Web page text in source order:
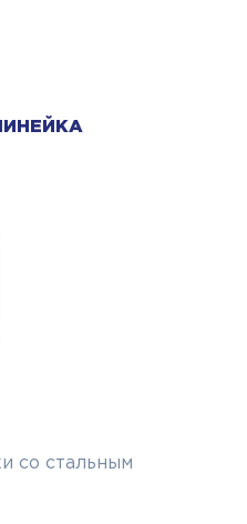
со стальным